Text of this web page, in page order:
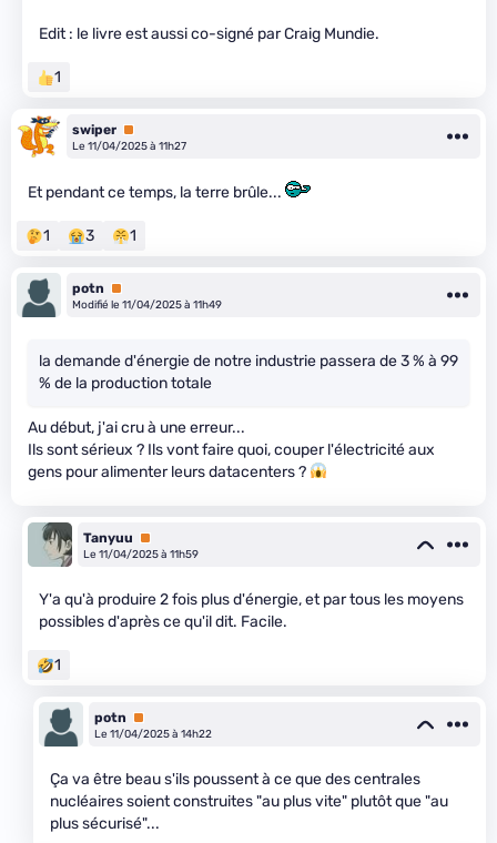
Edit : le livre est aussi co-signé par Craig Mundie.
1
swiper Premium
Le 11/04/2025 à 11h27
Et pendant ce temps, la terre brûle...
1 3 1
potn
Premium
Modifié le 11/04/2025 à 11h49
la demande d'énergie de notre industrie passera de 3 % à 99
% de la production totale
Au début, j'ai cru à une erreur...
Ils sont sérieux ? Ils vont faire quoi, couper l'électricité aux
gens pour alimenter leurs datacenters ?
Tanyuu
Premium
Le 11/04/2025 à 11h59
Y'a qu'à produire 2 fois plus d'énergie, et par tous les moyens
possibles d'après ce qu'il dit. Facile.
1
potn
Premium
Le 11/04/2025 à 14h22
Ça va être beau s'ils poussent à ce que des centrales
nucléaires soient construites "au plus vite" plutôt que "au
plus sécurisé"...